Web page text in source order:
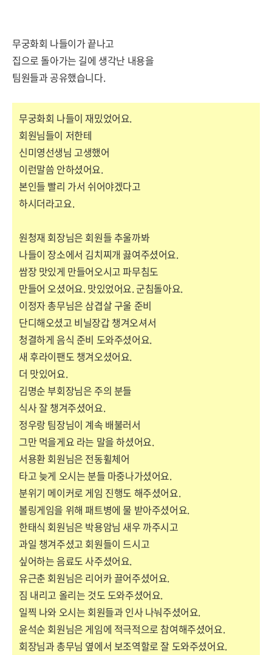
무궁화회 나들이가 끝나고
집으로 돌아가는 길에 생각난 내용을
팀원들과 공유했습니다.
무궁화회 나들이 재밌었어요.
회원님들이 저한테
신미영선생님 고생했어
이런말씀 안하셨어요.
본인들 빨리 가서 쉬어야겠다고
하시더라고요.
원청재 회장님은 회원들 추울까봐
나들이 장소에서 김치찌개 끓여주셨어요.
쌈장 맛있게 만들어오시고 파무침도
만들어 오셨어요. 맛있었어요. 군침돌아요.
이정자 총무님은 삼겹살 구울 준비
단디해오셨고 비닐장갑 챙겨오셔서
청결하게 음식 준비 도와주셨어요.
새 후라이팬도 챙겨오셨어요.
더 맛있어요.
김명순 부회장님은 주의 분들
식사 잘 챙겨주셨어요.
정우랑 팀장님이 계속 배불러서
그만 먹을게요 라는 말을 하셨어요.
서용환 회원님은 전동휠체어
타고 늦게 오시는 분들 마중나가셨어요.
분위기 메이커로 게임 진행도 해주셨어요.
볼링게임을 위해 패트병에 물 받아주셨어요.
한태식 회원님은 박용암님 새우 까주시고
과일 챙겨주셨고 회원들이 드시고
싶어하는 음료도 사주셨어요.
유근춘 회원님은 리어카 끌어주셨어요.
짐 내리고 올리는 것도 도와주셨어요.
일찍 나와 오시는 회원들과 인사 나눠주셨어요.
윤석순 회원님은 게임에 적극적으로 참여해주셨어요.
회장님과 총무님 옆에서 보조역할로 잘 도와주셨어요.